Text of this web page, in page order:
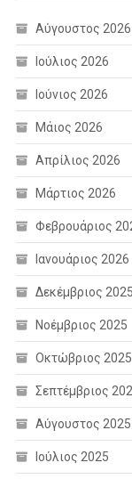
Αύγουστος 2026
Ιούλιος 2026
Ιούνιος 2026
Μάιος 2026
Απρίλιος 2026
Μάρτιος 2026
Φεβρουάριος
Ιανουάριος 2026
Δεκέμβριος 2025
Νοέμβριος 2025
Οκτώβριος 2025
Σεπτέμβριος
Αύγουστος 2025
Ιούλιος 2025